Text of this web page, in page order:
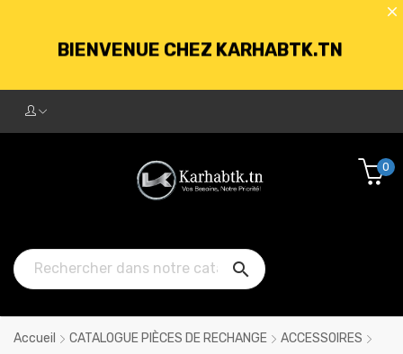
BIENVENUE CHEZ KARHABTK.TN
250DT D'ACHATS

0
Accueil CATALOGUE PIÈCES DE RECHANGE ACCESSOIRES